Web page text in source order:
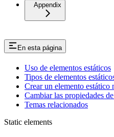
Appendix
En esta página
Uso de elementos estáticos
Tipos de elementos
Crear un elemento estático
Cambiar las propiedades
Temas relacionados
Static elements